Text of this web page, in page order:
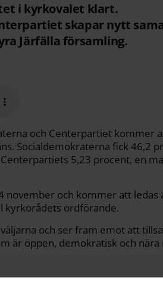
i kyrkovalet klart.
skapar nytt
Järfälla församling.
och Centerpartiet kommer
Socialdemokraterna fick 46,2
5,23 procent, en
november och kommer att ledas
kyrkorådets ordförande.
och ser fram emot att
är öppen, demokratisk och nära